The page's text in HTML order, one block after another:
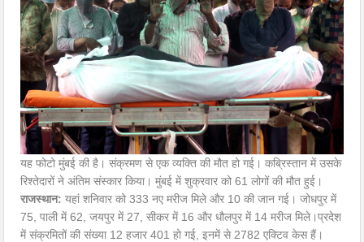
यह फोटो मुंबई की है। संक्रमण से एक व्यक्ति की मौत हो गई। कब्रिस्तान में उसके
रिश्तेदारों ने अंतिम संस्कार किया। मुंबई में शुक्रवार को 61 लोगों की मौत हुई।
राजस्थान:यहां शनिवार को 333 नए मरीज मिले और 10 की जान गई। जोधपुर में
75, पाली में 62, जयपुर में 27, सीकर में 16 और धौलपुर में 14 मरीज मिले।प्रदेश
में संक्रमितों की संख्या 12 हजार 401 हो गई, इनमें से 2782 एक्टिव केस हैं।